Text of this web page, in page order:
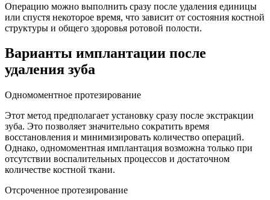
Операцию можно выполнить сразу после удаления единицы
или спустя некоторое время, что зависит от состояния костной
структуры и общего здоровья ротовой полости.
Варианты имплантации после
удаления зуба
Одномоментное протезирование
Этот метод предполагает установку сразу после экстракции
зуба. Это позволяет значительно сократить время
восстановления и минимизировать количество операций.
Однако, одномоментная имплантация возможна только при
отсутствии воспалительных процессов и достаточном
количестве костной ткани.
Отсроченное протезирование